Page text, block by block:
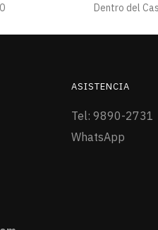
Dentro del
ASISTENCIA
Tel: 9890-2731
WhatsApp